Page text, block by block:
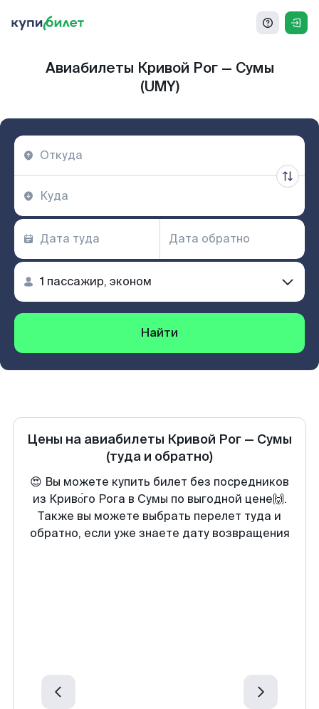
Авиабилеты Кривой Рог — Сумы
(UMY)
Найти
Цены на авиабилеты Кривой Рог — Сумы
(туда и обратно)
😍 Вы можете купить билет без посредников
из Криво́го Рога в Сумы по выгодной цене🙌.
Также вы можете выбрать перелет туда и
обратно, если уже знаете дату возвращения